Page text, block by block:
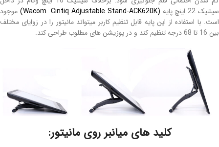
سینتیک 22 اینچ پایه
(Wacom Cintiq Adjustable Stand-ACK620K)
موجود
است. با استفاده از این پایه قابل تنظیم کاربر میتواند مانیتور را در زوایای مختلف
بین 16 تا 68 درجه تنظیم کند و در پوزیشن های مطلوب طراحی کند.
کلید های میانبر روی مانیتور: